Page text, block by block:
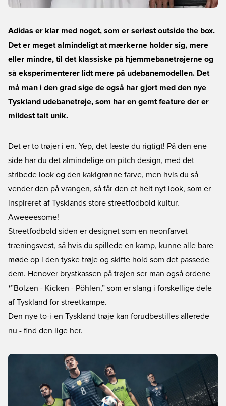
Adidas er klar med noget, som er seriøst outside the box.
Det er meget almindeligt at mærkerne holder sig, mere
eller mindre, til det klassiske på hjemmebanetrøjerne og
så eksperimenterer lidt mere på udebanemodellen. Det
må man i den grad sige de også har gjort med den nye
Tyskland udebanetrøje, som har en gemt feature der er
mildest talt unik.
Det er to trøjer i en. Yep, det læste du rigtigt! På den ene
side har du det almindelige on-pitch design, med det
stribede look og den kakigrønne farve, men hvis du så
vender den på vrangen, så får den et helt nyt look, som er
inspireret af Tysklands store streetfodbold kultur.
Aweeeesome!
Streetfodbold siden er designet som en neonfarvet
træningsvest, så hvis du spillede en kamp, kunne alle bare
møde op i den tyske trøje og skifte hold som det passede
dem. Henover brystkassen på trøjen ser man også ordene
*”Bolzen - Kicken - Pöhlen,” som er slang i forskellige dele
af Tyskland for streetkampe.
Den nye to-i-en Tyskland trøje kan forudbestilles allerede
nu - find den lige her.